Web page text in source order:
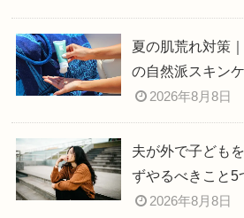
夏の肌荒れ対策
の自然派スキン
2026年8月8日
夫が外で子ども
ずやるべきこと5
2026年8月8日